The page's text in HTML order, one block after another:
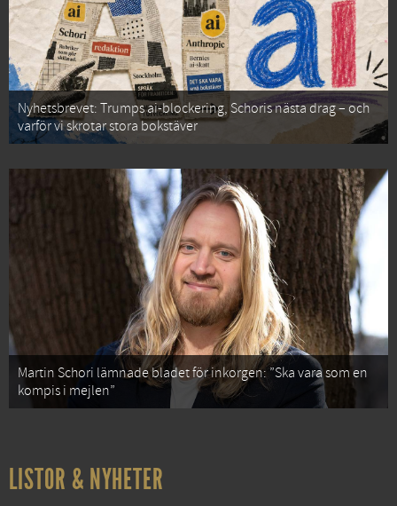
Nyhetsbrevet: Trumps ai-blockering, Schoris nästa drag – och
varför vi skrotar stora bokstäver
Martin Schori lämnade bladet för inkorgen: ”Ska vara som en
kompis i mejlen”
LISTOR & NYHETER